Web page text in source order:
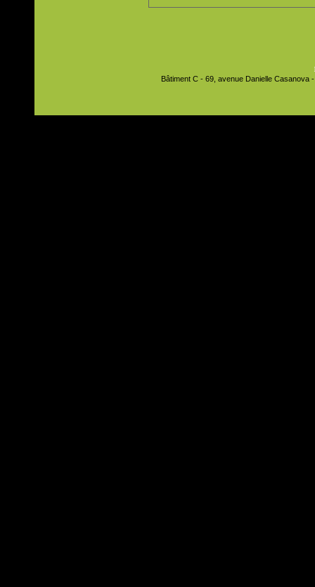
Bâtiment C - 69, avenue Danielle